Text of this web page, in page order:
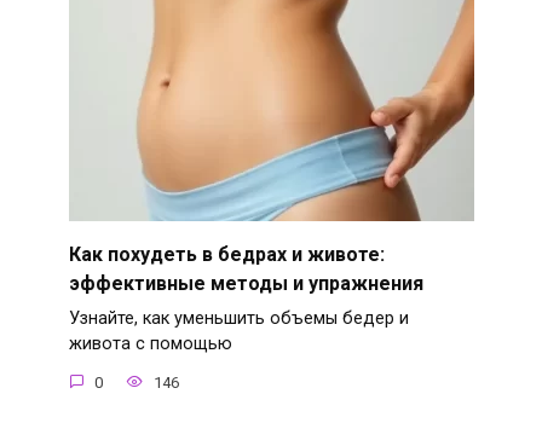
Как похудеть в бедрах и животе:
эффективные методы и упражнения
Узнайте, как уменьшить объемы бедер и
живота с помощью
0 146